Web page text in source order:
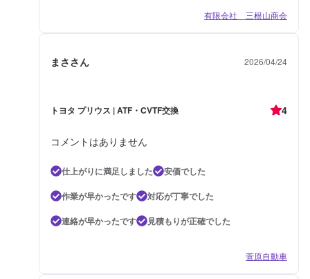
有限会社 三根山商会
まささん 2026/04/24
トヨタ プリウス | ATF・CVTF交換 4
コメントはありません
仕上がりに満足しました
安価でした
作業が早かったです
対応が丁寧でした
連絡が早かったです
見積もりが正確でした
菅原自動車